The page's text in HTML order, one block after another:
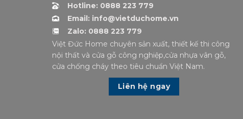
Hotline: 0888 223 779
Email: info@vietduchome.vn
Zalo: 0888 223 779
Việt Đức Home chuyên sản xuất, thiết kế thi công
nội thất và cửa gỗ công nghiệp,cửa nhựa vân gỗ,
cửa chống cháy theo tiêu chuẩn Việt Nam.
Liên hệ ngay